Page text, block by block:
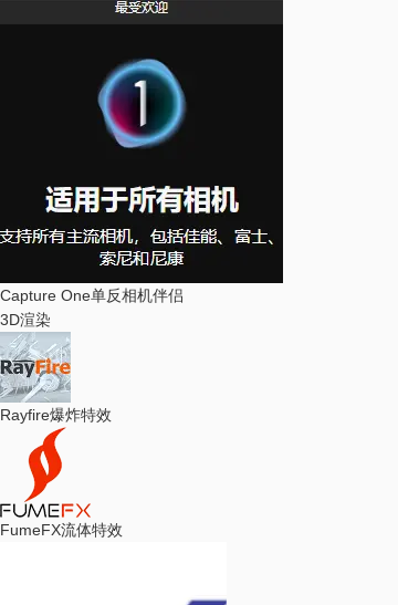
Capture One单反相机伴侣
3D渲染
Rayfire爆炸特效
FumeFX流体特效